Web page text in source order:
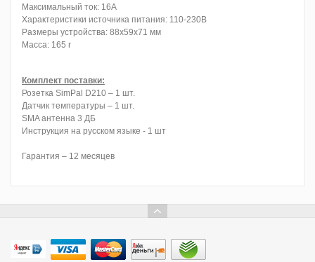
Максимальный ток: 16А
Характеристики источника питания: 110-230В
Размеры устройства: 88х59х71 мм
Масса: 165 г
Комплект поставки:
Розетка SimPal D210 – 1 шт.
Датчик температуры – 1 шт.
SMA антенна 3 ДБ
Инструкция на русском языке - 1 шт
Гарантия – 12 месяцев